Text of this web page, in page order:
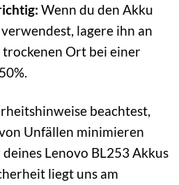
Wenn du den Akku
lagere ihn an
Ort bei einer
beachtest,
Unfällen minimieren
Lenovo BL253 Akkus
liegt uns am